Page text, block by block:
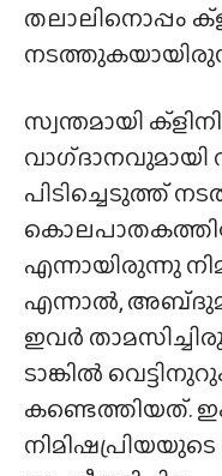
തലാലിനൊപ്പം
സ്വന്തമായി
വാഗ്‌ദാനവുമായി
പിടിച്ചെടുത്ത്
എന്നായിരുന്നു
എന്നാൽ,
ഇവർ
ടാങ്കിൽ
കണ്ടെത്തിയത്.